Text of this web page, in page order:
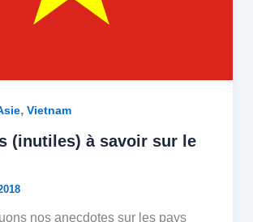
, Vietnam
(inutiles) à savoir sur le
nos anecdotes sur les pays